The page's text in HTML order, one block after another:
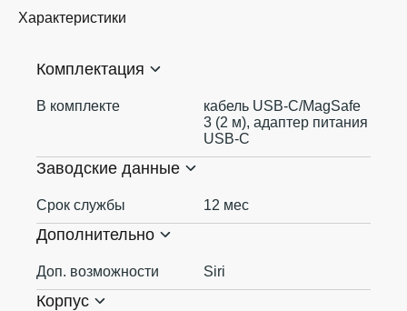
Характеристики
Комплектация
В комплекте
кабель USB-C/MagSafe
3 (2 м), адаптер питания
USB-C
Заводские данные
Срок службы 12 мес
Дополнительно
Доп. возможности Siri
Корпус